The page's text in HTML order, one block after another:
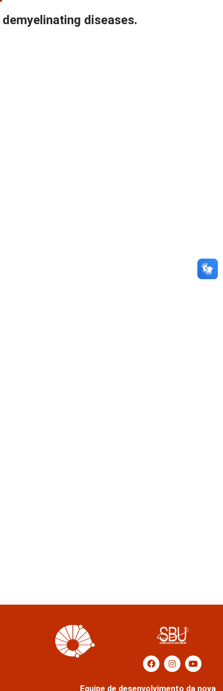
diseases.
Equipe de desenvolvimento da nova